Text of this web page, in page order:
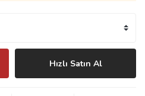
Hızlı Satın Al